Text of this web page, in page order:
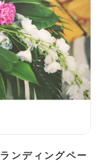
ランディングペー